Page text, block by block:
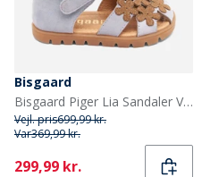
Bisgaard
Bisgaard Piger Lia Sandaler Violet
Vejl. pris699,99 kr.
Var369,99 kr.
Current
299,99 kr.